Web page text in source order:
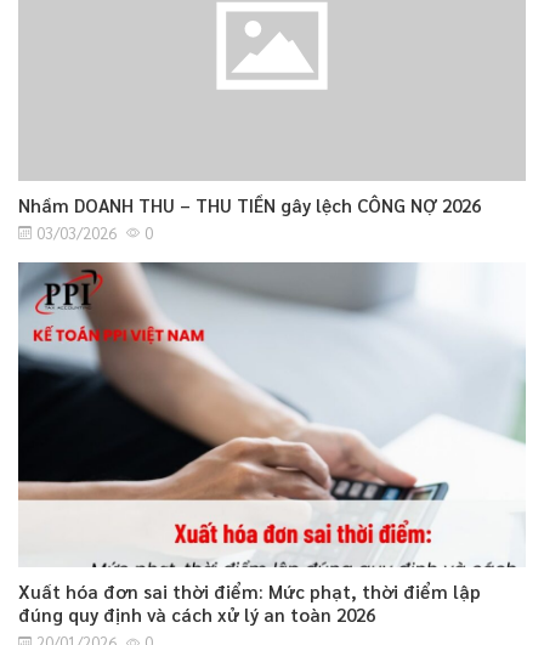
Nhầm DOANH THU – THU TIỀN gây lệch CÔNG NỢ 2026
03/03/2026 0
Xuất hóa đơn sai thời điểm: Mức phạt, thời điểm lập
đúng quy định và cách xử lý an toàn 2026